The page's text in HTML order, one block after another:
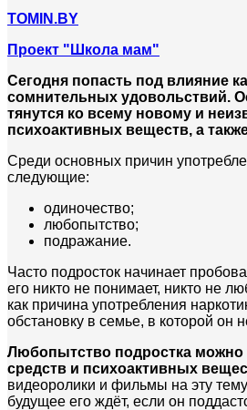
TOMIN.BY
Проект "Школа мам"
Сегодня попасть под влияние
сомнительных удовольствий.
тянутся ко всему новому и
психоактивных веществ, а
Среди основных причин
следующие:
одиночество;
любопытство;
подражание.
Часто подросток начинает
его никто не понимает, никто не
как причина употребления
обстановку в семье, в которой он
Любопытство подростка можно
средств и психоактивных
видеоролики и фильмы на эту
будущее его ждёт, если он